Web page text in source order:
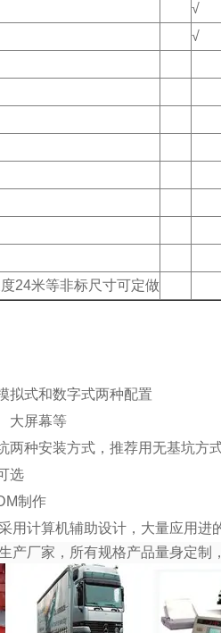
√
√
24米等非标尺寸可定做
拟式和数字式两种配置
大屏幕等
两种安装方式，推荐用无基坑方
选
制作
用计算机辅助设计，大量应用进
产厂家，所有规格产品量身定制